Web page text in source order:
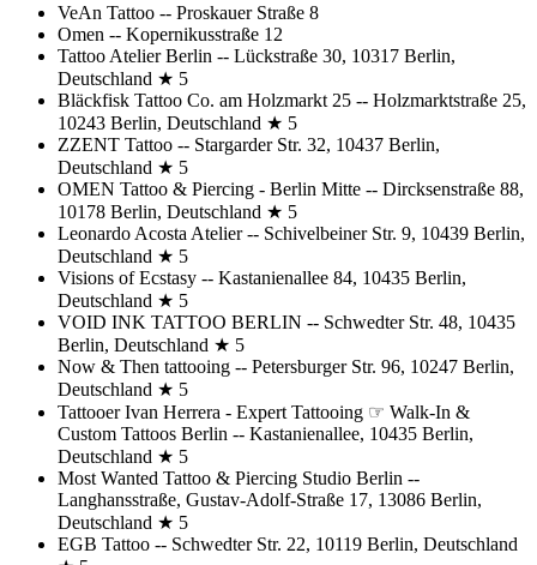
VeAn Tattoo -- Proskauer Straße 8
Omen -- Kopernikusstraße 12
Tattoo Atelier Berlin -- Lückstraße 30, 10317 Berlin,
Deutschland ★ 5
Bläckfisk Tattoo Co. am Holzmarkt 25 -- Holzmarktstraße 25,
10243 Berlin, Deutschland ★ 5
ZZENT Tattoo -- Stargarder Str. 32, 10437 Berlin,
Deutschland ★ 5
OMEN Tattoo & Piercing - Berlin Mitte -- Dircksenstraße 88,
10178 Berlin, Deutschland ★ 5
Leonardo Acosta Atelier -- Schivelbeiner Str. 9, 10439 Berlin,
Deutschland ★ 5
Visions of Ecstasy -- Kastanienallee 84, 10435 Berlin,
Deutschland ★ 5
VOID INK TATTOO BERLIN -- Schwedter Str. 48, 10435
Berlin, Deutschland ★ 5
Now & Then tattooing -- Petersburger Str. 96, 10247 Berlin,
Deutschland ★ 5
Tattooer Ivan Herrera - Expert Tattooing ☞ Walk-In &
Custom Tattoos Berlin -- Kastanienallee, 10435 Berlin,
Deutschland ★ 5
Most Wanted Tattoo & Piercing Studio Berlin --
Langhansstraße, Gustav-Adolf-Straße 17, 13086 Berlin,
Deutschland ★ 5
EGB Tattoo -- Schwedter Str. 22, 10119 Berlin, Deutschland